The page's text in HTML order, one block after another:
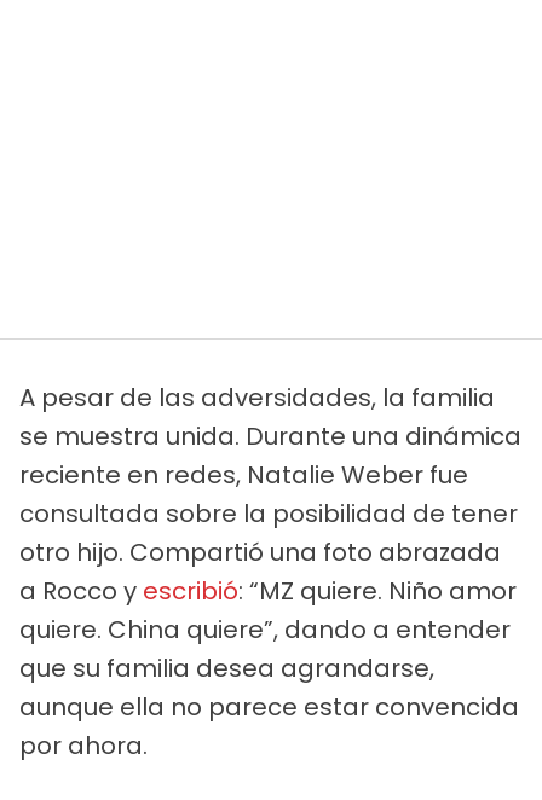
A pesar de las adversidades, la familia
se muestra unida. Durante una dinámica
reciente en redes, Natalie Weber fue
consultada sobre la posibilidad de tener
otro hijo. Compartió una foto abrazada
a Rocco y escribió: “MZ quiere. Niño amor
quiere. China quiere”, dando a entender
que su familia desea agrandarse,
aunque ella no parece estar convencida
por ahora.